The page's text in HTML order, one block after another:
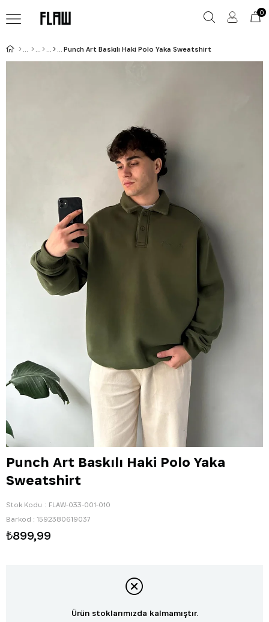
0
Punch Art Baskılı Haki Polo Yaka Sweatshirt
Punch Art Baskılı Haki Polo Yaka
Sweatshirt
Stok Kodu
FLAW-033-001-010
Barkod : 1592380619037
₺899,99
Ürün stoklarımızda kalmamıştır.